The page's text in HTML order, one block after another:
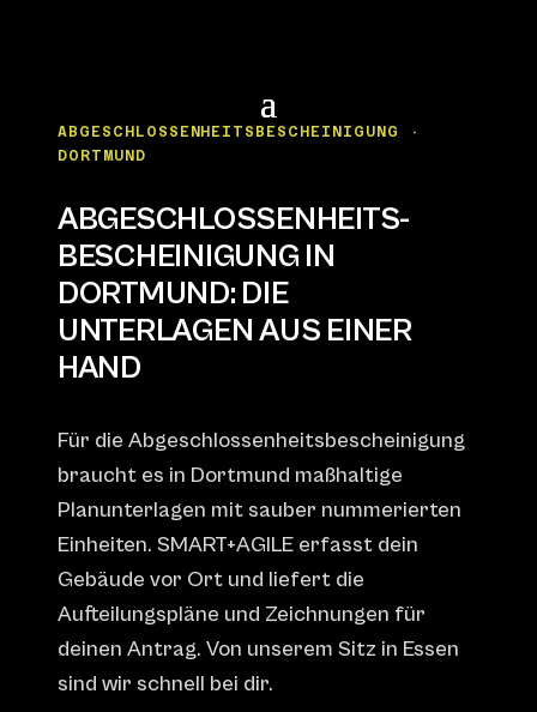
ABGESCHLOSSENHEITSBESCHEINIGUNG ·
DORTMUND
ABGESCHLOSSENHEITS­
BESCHEINIGUNG IN
DORTMUND: DIE
UNTERLAGEN AUS EINER
HAND
Für die Abgeschlossenheitsbescheinigung
braucht es in Dortmund maßhaltige
Planunterlagen mit sauber nummerierten
Einheiten. SMART+AGILE erfasst dein
Gebäude vor Ort und liefert die
Aufteilungspläne und Zeichnungen für
deinen Antrag. Von unserem Sitz in Essen
sind wir schnell bei dir.